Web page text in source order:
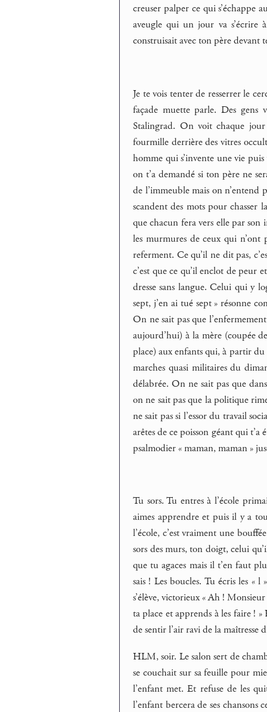
creuser palper ce qui s’échappe
aveugle qui un jour va s’écrire
construisait avec ton père devant
Je te vois tenter de resserrer le
façade muette parle. Des
Stalingrad. On voit chaque
fourmille derrière des vitres
homme qui s’invente une vie
on t’a demandé si ton père ne
de l’immeuble mais on n’entend
scandent des mots pour chasser
que chacun fera vers elle par son
les murmures de ceux qui n’ont
referment. Ce qu’il ne dit pas,
c’est que ce qu’il enclot de peur
dresse sans langue. Celui qui y
sept, j’en ai tué sept » résonne
On ne sait pas que
aujourd’hui) à la mère (coupée
place) aux enfants qui, à partir du
marches quasi militaires du
délabrée. On ne sait pas que
on ne sait pas que la politique
ne sait pas si l’essor du travail
arêtes de ce poisson géant qui
psalmodier « maman, maman »
Tu sors. Tu entres à l’école
aimes apprendre et puis il y a
l’école, c’est vraiment une
sors des murs, ton doigt, celui
que tu agaces mais il t’en faut
sais ! Les boucles. Tu écris les
s’élève, victorieux « Ah !
ta place et apprends à les faire !
de sentir l’air ravi de la maîtresse
HLM, soir. Le salon sert de
se couchait sur sa feuille pour
l’enfant met. Et refuse de les
l’enfant bercera de ses chansons